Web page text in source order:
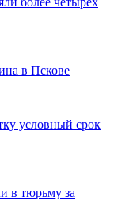
в Пскове
условный срок
в тюрьму за